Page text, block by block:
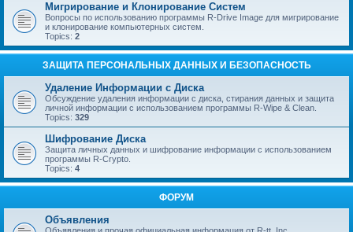
Мигрирование и Клонирование Систем
Вопросы по использованию программы R-Drive Image для мигрирование
и клонирование компьютерных систем.
Topics: 2
ЗАЩИТА ПЕРСОНАЛЬНЫХ ДАННЫХ И БЕЗОПАСНОСТЬ
Удаление Информации с Диска
Обсуждение удаления информации с диска, стирания данных и защита
личной информации с использованием программы R-Wipe & Clean.
Topics: 329
Шифрование Диска
Защита личных данных и шифрование информации с использованием
программы R-Crypto.
Topics: 4
ФОРУМ
Объявления